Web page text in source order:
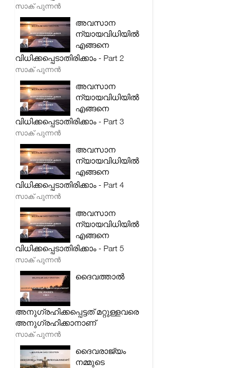
സാക് പുന്നൻ
അവസാന
ന്യായവിധിയിൽ
എങ്ങനെ
വിധിക്കപ്പെടാതിരിക്കാം - Part 2
സാക് പുന്നൻ
അവസാന
ന്യായവിധിയിൽ
എങ്ങനെ
വിധിക്കപ്പെടാതിരിക്കാം - Part 3
സാക് പുന്നൻ
അവസാന
ന്യായവിധിയിൽ
എങ്ങനെ
വിധിക്കപ്പെടാതിരിക്കാം - Part 4
സാക് പുന്നൻ
അവസാന
ന്യായവിധിയിൽ
എങ്ങനെ
വിധിക്കപ്പെടാതിരിക്കാം - Part 5
സാക് പുന്നൻ
ദൈവത്താൽ
അനുഗ്രഹിക്കപ്പെട്ടത് മറ്റുള്ളവരെ
അനുഗ്രഹിക്കാനാണ്
സാക് പുന്നൻ
ദൈവരാജ്യം
നമ്മുടെ